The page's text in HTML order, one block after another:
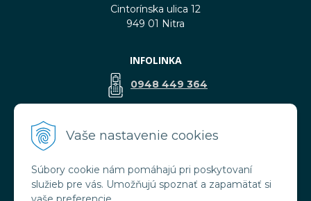
Vaše nastavenie cookies
Súbory cookie nám pomáhajú pri poskytovaní
služieb pre vás. Umožňujú spoznať a zapamätať si
Cintorínska ulica 12
949 01 Nitra
INFOLINKA
0948 449 364
VŠETKO O NÁKUPE
Obchodné podmienky